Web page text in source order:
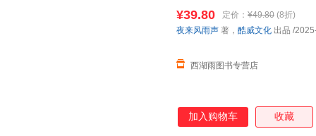
¥39.80 定价： ¥49.80 (8折)
西湖雨图书专营店
夜来风雨声 著， 酷威文化 出品 /
加入购物车 收藏